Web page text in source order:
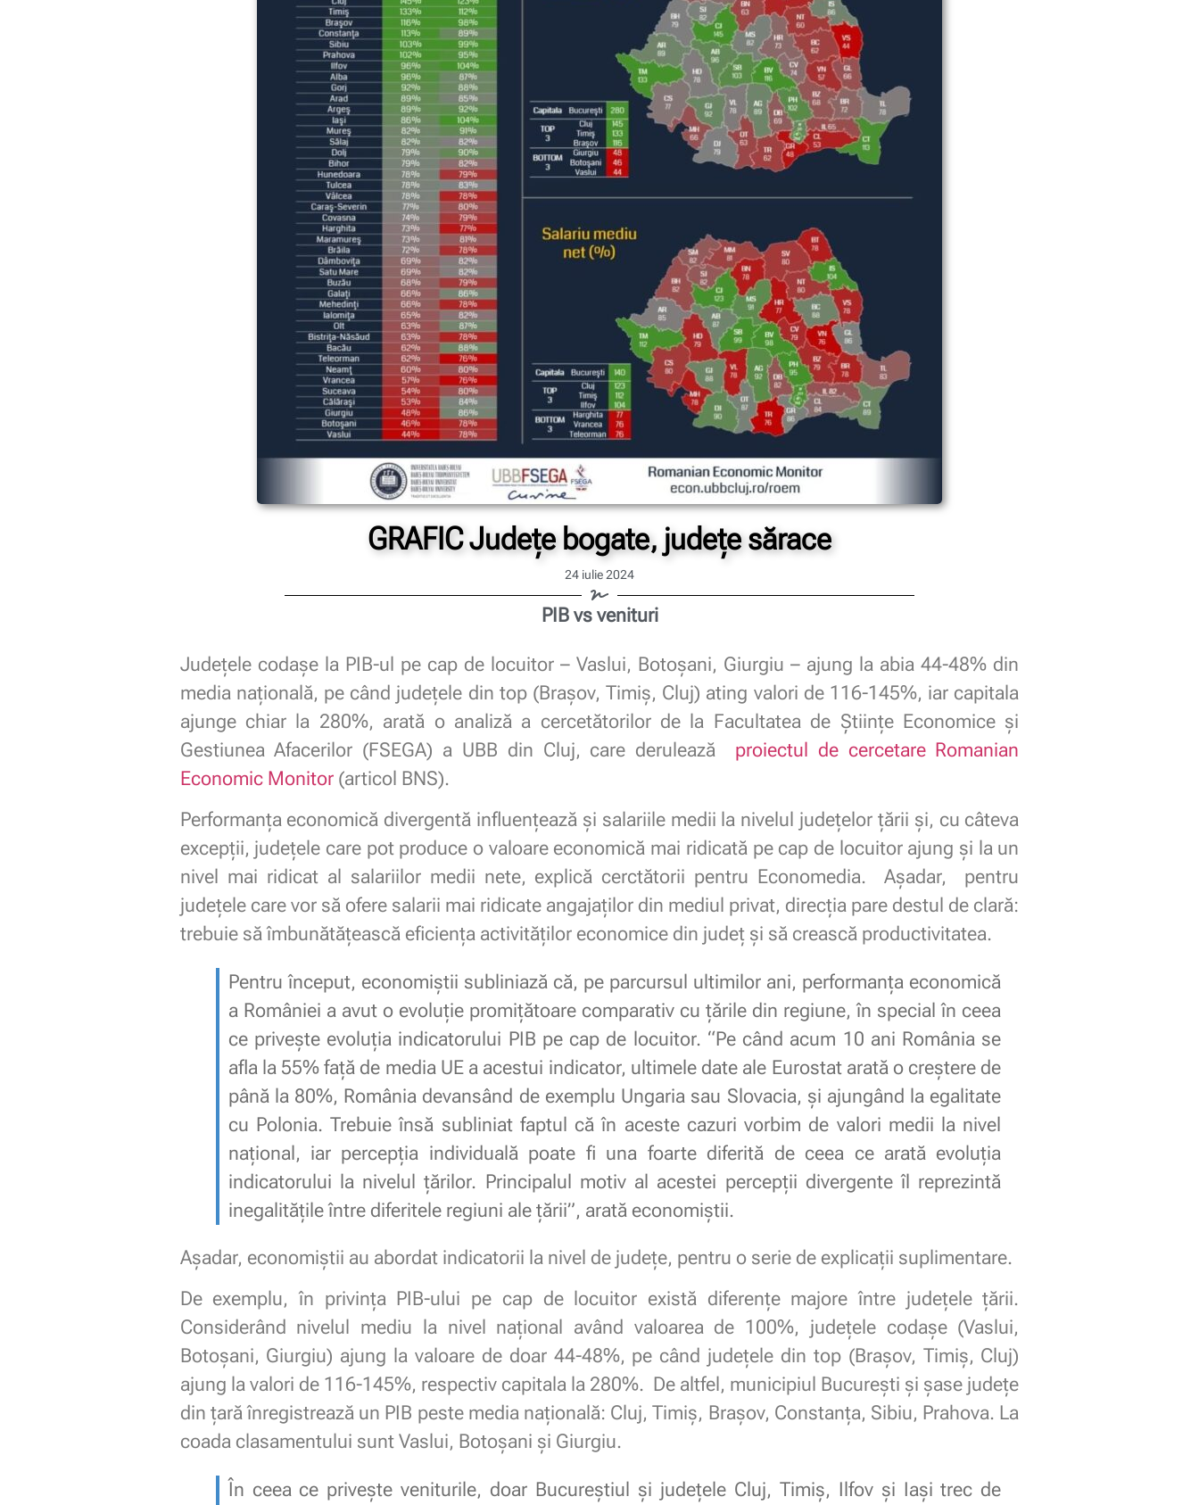
GRAFIC Județe bogate, județe sărace
24 iulie 2024
PIB vs venituri
Județele codașe la PIB-ul pe cap de locuitor – Vaslui, Botoșani, Giurgiu – ajung la abia 44-48% din
media națională, pe când județele din top (Brașov, Timiș, Cluj) ating valori de 116-145%, iar capitala
ajunge chiar la 280%, arată o analiză a cercetătorilor de la Facultatea de Științe Economice și
Gestiunea Afacerilor (FSEGA) a UBB din Cluj, care derulează proiectul de cercetare Romanian
Economic Monitor(articol BNS).
Performanța economică divergentă influențează și salariile medii la nivelul județelor țării și, cu câteva
excepții, județele care pot produce o valoare economică mai ridicată pe cap de locuitor ajung și la un
nivel mai ridicat al salariilor medii nete, explică cerctătorii pentru Economedia. Așadar, pentru
județele care vor să ofere salarii mai ridicate angajaților din mediul privat, direcția pare destul de clară:
trebuie să îmbunătățească eficiența activităților economice din județ și să crească productivitatea.
Pentru început, economiștii subliniază că, pe parcursul ultimilor ani, performanța economică
a României a avut o evoluție promițătoare comparativ cu țările din regiune, în special în ceea
ce privește evoluția indicatorului PIB pe cap de locuitor. “Pe când acum 10 ani România se
afla la 55% față de media UE a acestui indicator, ultimele date ale Eurostat arată o creștere de
până la 80%, România devansând de exemplu Ungaria sau Slovacia, și ajungând la egalitate
cu Polonia. Trebuie însă subliniat faptul că în aceste cazuri vorbim de valori medii la nivel
național, iar percepția individuală poate fi una foarte diferită de ceea ce arată evoluția
indicatorului la nivelul țărilor. Principalul motiv al acestei percepții divergente îl reprezintă
inegalitățile între diferitele regiuni ale țării”, arată economiștii.
Așadar, economiștii au abordat indicatorii la nivel de județe, pentru o serie de explicații suplimentare.
De exemplu, în privința PIB-ului pe cap de locuitor există diferențe majore între județele țării.
Considerând nivelul mediu la nivel național având valoarea de 100%, județele codașe (Vaslui,
Botoșani, Giurgiu) ajung la valoare de doar 44-48%, pe când județele din top (Brașov, Timiș, Cluj)
ajung la valori de 116-145%, respectiv capitala la 280%. De altfel, municipiul București și șase județe
din țară înregistrează un PIB peste media națională: Cluj, Timiș, Brașov, Constanța, Sibiu, Prahova. La
coada clasamentului sunt Vaslui, Botoșani și Giurgiu.
În ceea ce privește veniturile, doar Bucureștiul și județele Cluj, Timiș, Ilfov și Iași trec de